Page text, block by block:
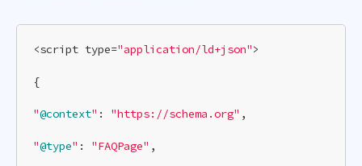
<script type="application/ld+json">
{
"@context" : "https://schema.org" ,
"@type" : "FAQPage" ,